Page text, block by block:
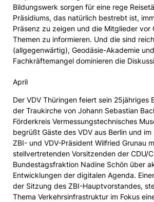
Bildungswerk sorgen für eine rege
Präsidiums, das natürlich bestrebt ist,
Präsenz zu zeigen und die Mitglieder vor
Themen zu informieren. Und die sind
(allgegenwärtig), Geodäsie-Akademie und
Fachkräftemangel dominieren die
April
Der VDV Thüringen feiert sein 25jähriges
der Traukirche von Johann Sebastian
Förderkreis Vermessungstechnisches
begrüßt Gäste des VDV aus Berlin und
ZBI- und VDV-Präsident Wilfried Grunau
stellvertretenden Vorsitzenden der CDU/
Bundestagsfraktion Nadine Schön über
Entwicklungen der digitalen Agenda.
der Sitzung des ZBI-Hauptvorstandes,
Thema Verkehrsinfrastruktur im Fokus